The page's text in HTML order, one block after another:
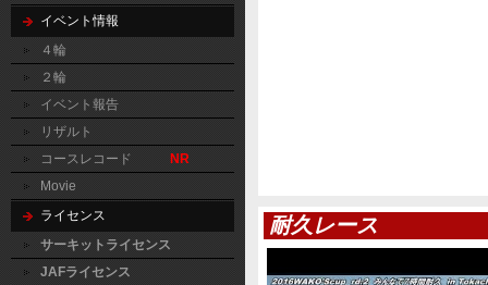
イベント情報
４輪
２輪
イベント報告
リザルト
コースレコード
NR
Movie
ライセンス
サーキットライセンス
JAFライセンス
耐久レース